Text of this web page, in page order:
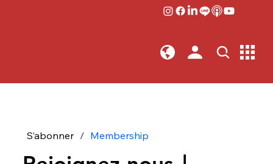
S’abonner / Membership